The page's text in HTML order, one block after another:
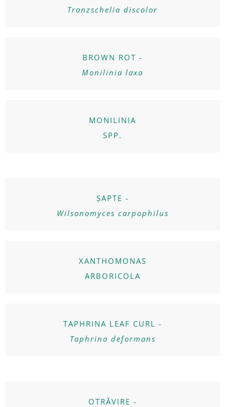
Tranzschelia discolor
BROWN ROT -
Monilinia laxa
MONILINIA
SPP.
ȘAPTE -
Wilsonomyces carpophilus
XANTHOMONAS
ARBORICOLA
TAPHRINA LEAF CURL -
Taphrina deformans
OTRĂVIRE -